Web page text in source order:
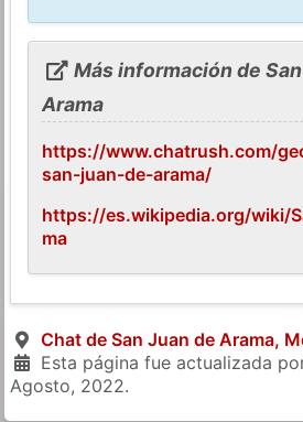
Más información de
Arama
https://www.chatrush.com/
san-juan-de-arama/
https://es.wikipedia.org/wiki/
ma
Chat de San Juan de Arama,
Esta página fue actualizada
Agosto, 2022.